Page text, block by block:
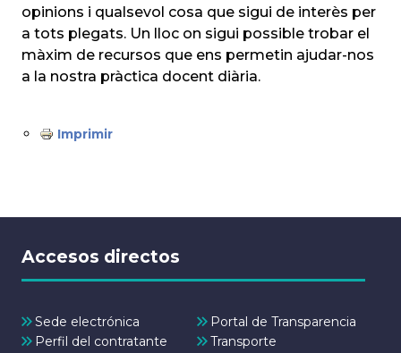
opinions i qualsevol cosa que sigui de interès per
a tots plegats. Un lloc on sigui possible trobar el
màxim de recursos que ens permetin ajudar-nos
a la nostra pràctica docent diària.
Imprimir
Accesos directos
Sede electrónica
Portal de Transparencia
Perfil del contratante
Transporte